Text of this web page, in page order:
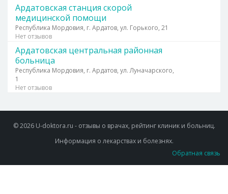
Ардатовская станция скорой
медицинской помощи
Республика Мордовия, г. Ардатов, ул. Горького, 21
Нет отзывов
Ардатовская центральная районная
больница
Республика Мордовия, г. Ардатов, ул. Луначарского,
1
Нет отзывов
© 2026 U-doktora.ru - отзывы о врачах, рейтинг клиник и больниц.
Информация о лекарствах и болезнях.
Обратная связь